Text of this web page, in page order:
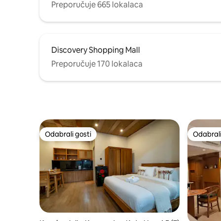
Preporučuje 665 lokalaca
Discovery Shopping Mall
Preporučuje 170 lokalaca
Odabrali gosti
Odabrali gosti